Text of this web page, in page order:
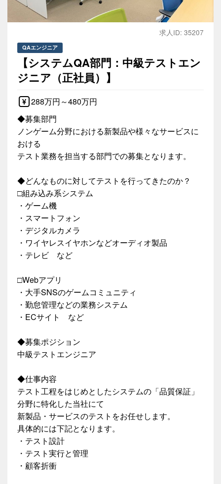
求人ID: 35207
QAエンジニア
【システムQA部門：中級テストエン
ジニア（正社員）】
288万円～480万円
◆募集部門
ノンゲーム分野における新製品や様々なサービスに
おける
テスト業務を担当する部門での募集となります。
◆どんなものに対してテストを行ってきたのか？
□組み込み系システム
・ゲーム機
・スマートフォン
・デジタルカメラ
・ワイヤレスイヤホンなどオーディオ製品
・テレビ など
□Webアプリ
・大手SNSのゲームコミュニティ
・勤怠管理などの業務システム
・ECサイト など
◆募集ポジション
中級テストエンジニア
◆仕事内容
テスト工程をはじめとしたシステムの「品質保証」
分野に特化した当社にて
新製品・サービスのテストをお任せします。
具体的には下記となります。
・テスト設計
・テスト実行と管理
・顧客折衝